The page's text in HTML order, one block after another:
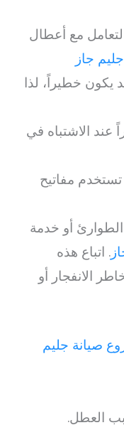
مع أعطال
جاز
يكون خطيراً، لذا
عند الاشتباه في
تستخدم مفاتيح
أو خدمة
. اتباع هذه
الانفجار أو
صيانة جليم
العطل.